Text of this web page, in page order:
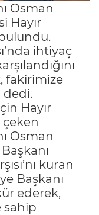
Osman
Hayır
ihtiyaç
fakirimize
dedi.
Hayır
çeken
Osman
kuran
Başkanı
ederek,
sahip